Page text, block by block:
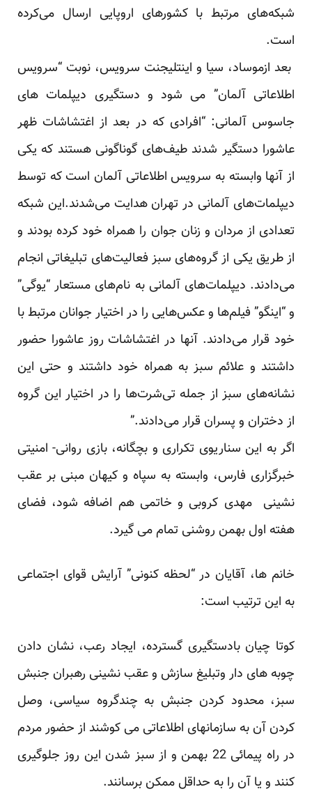
شبکه‌های مرتبط با کشورهای اروپایی ارسال می‌کرده
است.
بعد ازموساد، سیا و اینتلیجنت سرویس، نوبت “سرویس
اطلاعاتی آلمان” می شود و دستگیری دیپلمات های
جاسوس آلمانی: “افرادی که در بعد از اغتشاشات ظهر
عاشورا دستگیر شدند طیف‌های گوناگونی هستند که یکی
از آنها وابسته به سرویس اطلاعاتی آلمان است که توسط
دیپلمات‌های آلمانی در تهران هدایت می‌شدند.این شبکه
تعدادی از مردان و زنان جوان را همراه خود کرده بودند و
از طریق یکی از گروه‌های سبز فعالیت‌های تبلیغاتی انجام
می‌دادند. دیپلمات‌های آلمانی به نام‌های مستعار “یوگی”
و “اینگو” فیلم‌ها و عکس‌هایی را در اختیار جوانان مرتبط با
خود قرار می‌دادند. آنها در اغتشاشات روز عاشورا حضور
داشتند و علائم سبز به همراه خود داشتند و حتی این
نشانه‌های سبز از جمله تی‌شرت‌ها را در اختیار این گروه
از دختران و پسران قرار می‌دادند.”
اگر به این سناریوی تکراری و بچگانه، بازی روانی- امنیتی
خبرگزاری فارس، وابسته به سپاه و کیهان مبنی بر عقب
نشینی مهدی کروبی و خاتمی هم اضافه شود، فضای
هفته اول بهمن روشنی تمام می گیرد.
خانم ها، آقایان در “لحظه کنونی” آرایش قوای اجتماعی
به این ترتیب است:
کوتا چیان بادستگیری گسترده، ایجاد رعب، نشان دادن
چوبه های دار وتبلیغ سازش و عقب نشینی رهبران جنبش
سبز، محدود کردن جنبش به چندگروه سیاسی، وصل
کردن آن به سازمانهای اطلاعاتی می کوشند از حضور مردم
در راه پیمائی 22 بهمن و از سبز شدن این روز جلوگیری
کنند و یا آن را به حداقل ممکن برسانند.